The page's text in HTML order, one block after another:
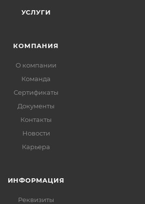
УСЛУГИ
КОМПАНИЯ
О компании
Команда
Сертификаты
Документы
Контакты
Новости
Карьера
ИНФОРМАЦИЯ
Реквизиты